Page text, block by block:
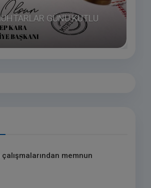
GÜNÜ KUTLU
memnun